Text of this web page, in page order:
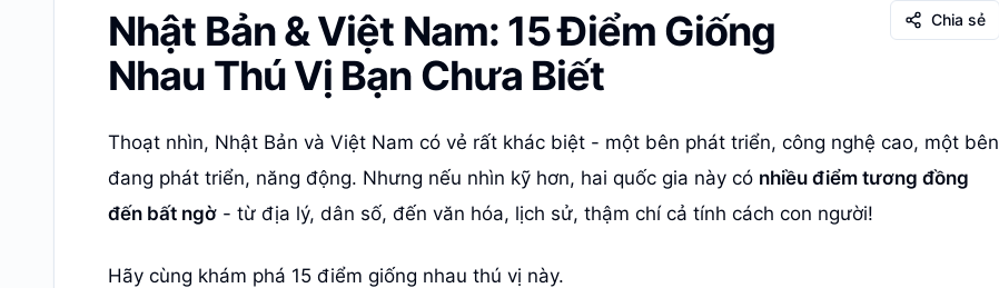
Chia sẻ
Nhật Bản & Việt Nam: 15 Điểm Giống
Nhau Thú Vị Bạn Chưa Biết
Thoạt nhìn, Nhật Bản và Việt Nam có vẻ rất khác biệt - một bên phát triển, công nghệ cao, một bên
đang phát triển, năng động. Nhưng nếu nhìn kỹ hơn, hai quốc gia này có nhiều điểm tương đồng
đến bất ngờ - từ địa lý, dân số, đến văn hóa, lịch sử, thậm chí cả tính cách con người!
Hãy cùng khám phá 15 điểm giống nhau thú vị này.